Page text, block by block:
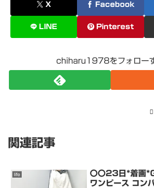
X Facebook
LINE Pinterest
chiharu1978をフォロー
関連記事
life
〇〇23日*着画
ワンピース コン